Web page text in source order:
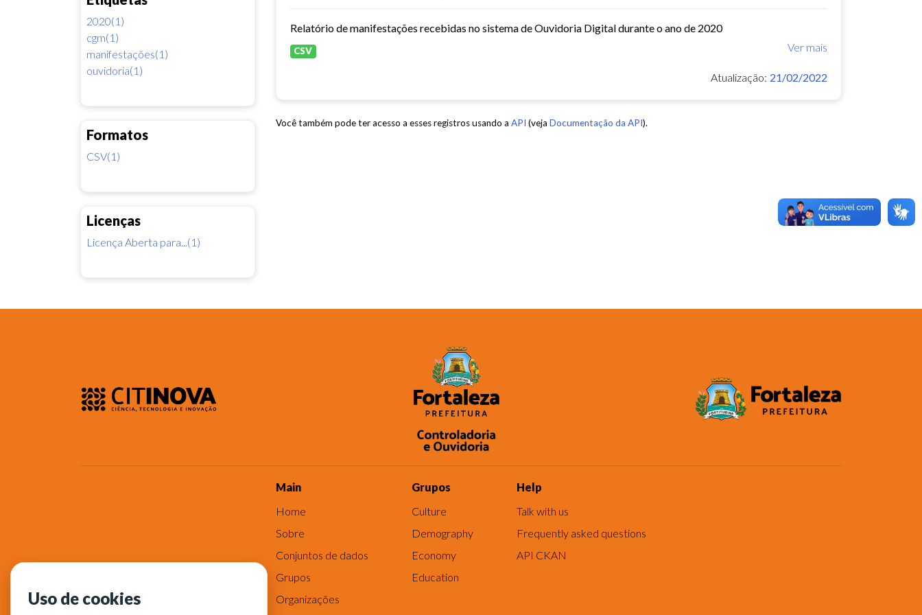
2020(1)
cgm(1)
manifestações(1)
ouvidoria(1)
Formatos
CSV(1)
Licenças
Licença Aberta para...(1)
Relatório de manifestações recebidas no sistema de Ouvidoria Digital durante o ano de 2020
Ver mais
CSV
Atualização: 21/02/2022
Você também pode ter acesso a esses registros usando a API (veja Documentação da API).
Main
Home
Sobre
Conjuntos de dados
Grupos
Organizações
Grupos
Culture
Demography
Economy
Education
Help
Talk with us
Frequently asked questions
API CKAN
Uso de cookies